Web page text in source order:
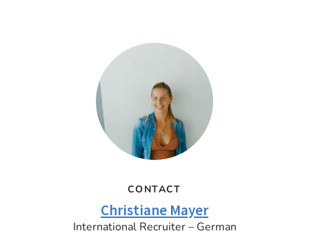
CONTACT
Christiane Mayer
International Recruiter – German